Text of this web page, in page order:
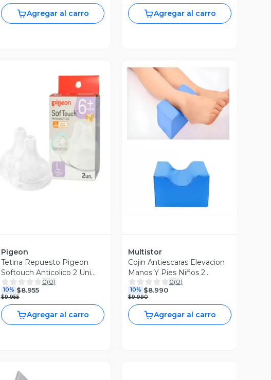
Agregar al carro Agregar al carro
Vista Previa
Pigeon
Tetina Repuesto Pigeon
Softouch Anticolico 2 Uni
Talla L 6
0(0)
10% $8.955
$9.955
Agregar al carro
Multistor
Cojin Antiescaras Elevacion
Manos Y Pies Niños 2
Unidades
0(0)
10% $8.990
$9.990
Agregar al carro